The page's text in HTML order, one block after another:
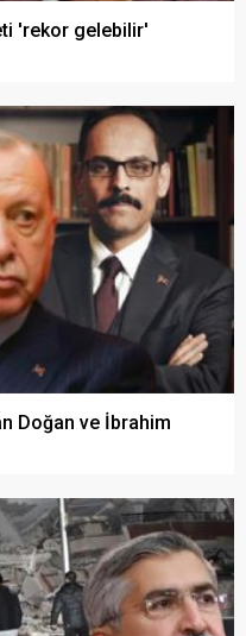
'rekor gelebilir'
Doğan ve İbrahim